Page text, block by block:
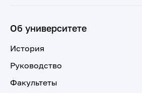
Об университете
История
Руководство
Факультеты